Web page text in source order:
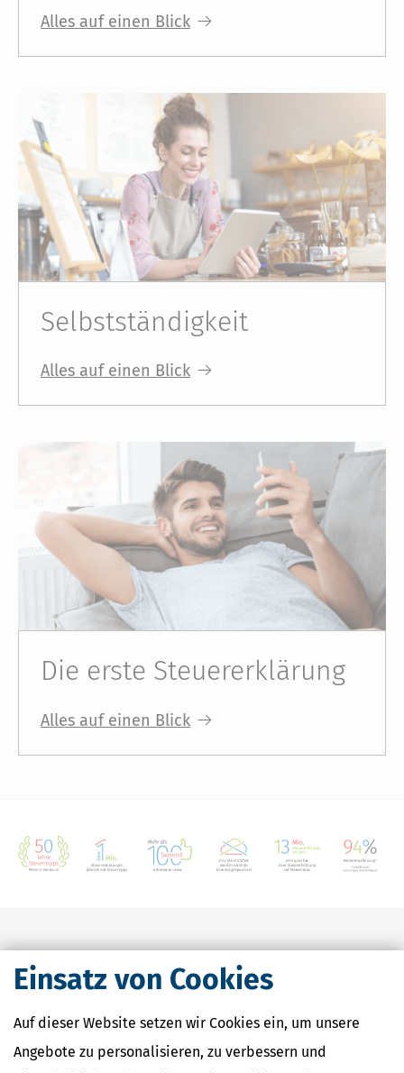
Einsatz von Cookies
Auf dieser Website setzen wir Cookies ein, um unsere
Angebote zu personalisieren, zu verbessern und
Alles auf einen Blick
Selbstständigkeit
Alles auf einen Blick
Die erste Steuererklärung
Alles auf einen Blick
SteuertippsNews
Aktuelle News zu Urteilen,